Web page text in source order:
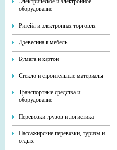
Электрическое и электронное
оборудование
Ритейл и электронная торговля
Древесина и мебель
Бумага и картон
Стекло и строительные материалы
Транспортные средства и
оборудование
Перевозки грузов и логистика
Пассажирские перевозки, туризм и
отдых